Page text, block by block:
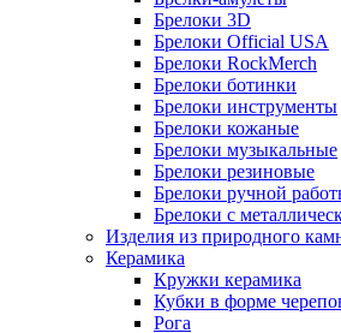
Брелоки 3D
Брелоки Official USA
Брелоки RockMerch
Брелоки ботинки
Брелоки инструменты
Брелоки кожаные
Брелоки музыкальные
Брелоки резиновые
Брелоки ручной
Брелоки с
Изделия из природного
Керамика
Кружки керамика
Кубки в форме
Рога